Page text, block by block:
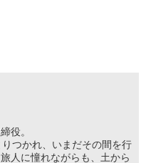
役。
つかれ、いまだその間を行
人に憧れながらも、土から